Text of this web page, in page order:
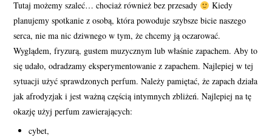
Tutaj możemy szaleć… chociaż również bez przesady
Kiedy
planujemy spotkanie z osobą, która powoduje szybsze bicie naszego
serca, nie ma nic dziwnego w tym, że chcemy ją oczarować.
Wyglądem, fryzurą, gustem muzycznym lub właśnie zapachem. Aby to
się udało, odradzamy eksperymentowanie z zapachem. Najlepiej w tej
sytuacji użyć sprawdzonych perfum. Należy pamiętać, że zapach działa
jak afrodyzjak i jest ważną częścią intymnych zbliżeń. Najlepiej na tę
okazję użyj perfum zawierających:
cybet,